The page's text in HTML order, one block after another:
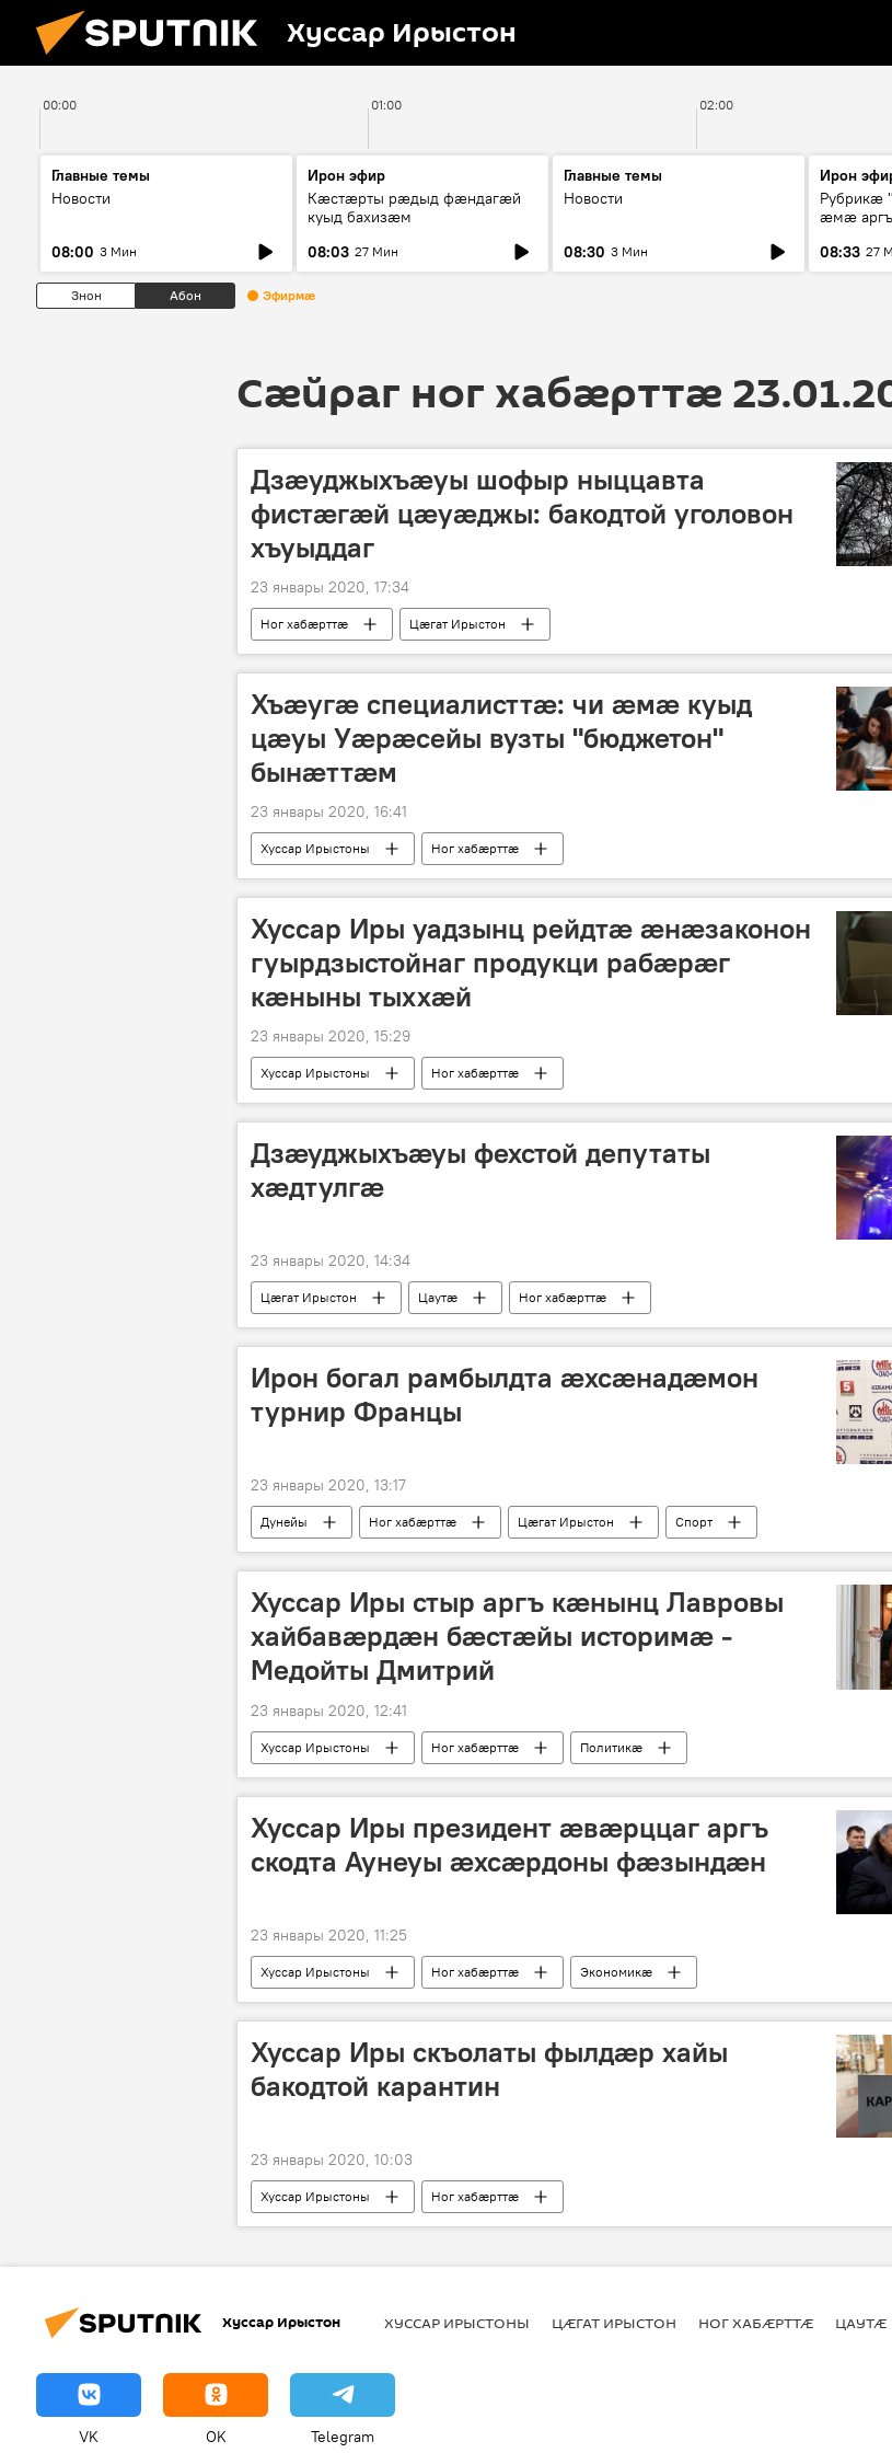
Хуссар Ирыстон
00:00 01:00 02:00
Главные темы
Новости
08:00 3 Мин
Ирон эфир
Кæстæрты рæдыд фæндагæй
куыд бахизæм
08:03 27 Мин
Главные темы
Новости
08:30 3 Мин
Ирон
Рубрикæ
ӕмӕ
08:33 27
Знон Абон Эфирмæ
Сӕйраг ног хабӕрттӕ
Дзæуджыхъæуы шофыр ныццавта
фистæгæй цæуæджы: бакодтой уголовон
хъуыддаг
23 январы 2020, 17:34
Ног хабӕрттӕ Цӕгат Ирыстон
Хъæугæ специалисттæ: чи æмæ куыд
цæуы Уæрæсейы вузты "бюджетон"
бынæттæм
23 январы 2020, 16:41
Хуссар Ирыстоны Ног хабӕрттӕ
Хуссар Иры уадзынц рейдтӕ ӕнӕзаконон
гуырдзыстойнаг продукци рабӕрӕг
кӕныны тыххӕй
23 январы 2020, 15:29
Хуссар Ирыстоны Ног хабӕрттӕ
Дзӕуджыхъӕуы фехстой депутаты
хӕдтулгӕ
23 январы 2020, 14:34
Цӕгат Ирыстон Цаутӕ Ног хабӕрттӕ
Ирон богал рамбылдта æхсæнадæмон
турнир Францы
23 январы 2020, 13:17
Дунейы Ног хабӕрттӕ Цӕгат Ирыстон Спорт
Хуссар Иры стыр аргъ кӕнынц Лавровы
хайбавӕрдӕн бӕстӕйы историмӕ -
Медойты Дмитрий
23 январы 2020, 12:41
Хуссар Ирыстоны Ног хабӕрттӕ Политикӕ
Хуссар Иры президент æвæрццаг аргъ
скодта Аунеуы æхсæрдоны фæзындæн
23 январы 2020, 11:25
Хуссар Ирыстоны Ног хабӕрттӕ Экономикӕ
Хуссар Иры скъолаты фылдæр хайы
бакодтой карантин
23 январы 2020, 10:03
Хуссар Ирыстоны Ног хабӕрттӕ
Хуссар Ирыстон ХУССАР ИРЫСТОНЫ ЦӔГАТ ИРЫСТОН НОГ ХАБӔРТТӔ ЦАУТӔ
VK OK Telegram